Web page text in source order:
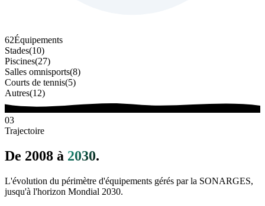
62Équipements
Stades(10)
Piscines(27)
Salles omnisports(8)
Courts de tennis(5)
Autres(12)
03
Trajectoire
De 2008 à 2030.
L'évolution du périmètre d'équipements gérés par la SONARGES,
jusqu'à l'horizon Mondial 2030.